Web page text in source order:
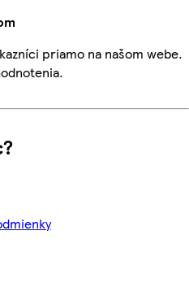
priamo na našom webe.